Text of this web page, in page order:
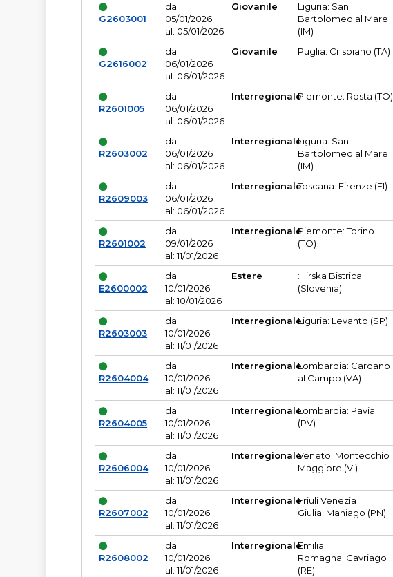
G2603001
dal:
05/01/2026
al: 05/01/2026
Giovanile
Liguria: San
Bartolomeo al Mare
(IM)
G2616002
dal:
06/01/2026
al: 06/01/2026
Giovanile Puglia: Crispiano (TA)
R2601005
dal:
06/01/2026
al: 06/01/2026
InterregionalePiemonte: Rosta (TO)
R2603002
dal:
06/01/2026
al: 06/01/2026
InterregionaleLiguria: San
Bartolomeo al Mare
(IM)
R2609003
dal:
06/01/2026
al: 06/01/2026
InterregionaleToscana: Firenze (FI)
R2601002
dal:
09/01/2026
al: 11/01/2026
InterregionalePiemonte: Torino
(TO)
E2600002
dal:
10/01/2026
al: 10/01/2026
Estere
: Ilirska Bistrica
(Slovenia)
R2603003
dal:
10/01/2026
al: 11/01/2026
InterregionaleLiguria: Levanto (SP)
R2604004
dal:
10/01/2026
al: 11/01/2026
InterregionaleLombardia: Cardano
al Campo (VA)
R2604005
dal:
10/01/2026
al: 11/01/2026
InterregionaleLombardia: Pavia
(PV)
R2606004
dal:
10/01/2026
al: 11/01/2026
InterregionaleVeneto: Montecchio
Maggiore (VI)
R2607002
dal:
10/01/2026
al: 11/01/2026
InterregionaleFriuli Venezia
Giulia: Maniago (PN)
R2608002
dal:
10/01/2026
al: 11/01/2026
InterregionaleEmilia
Romagna: Cavriago
(RE)